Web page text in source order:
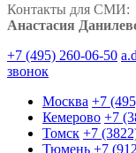
Контакты для СМИ:
Анастасия
+7 (495) 260-06-50
звонок
Москва +7
Кемерово +7
Томск +7
Тюмень +7